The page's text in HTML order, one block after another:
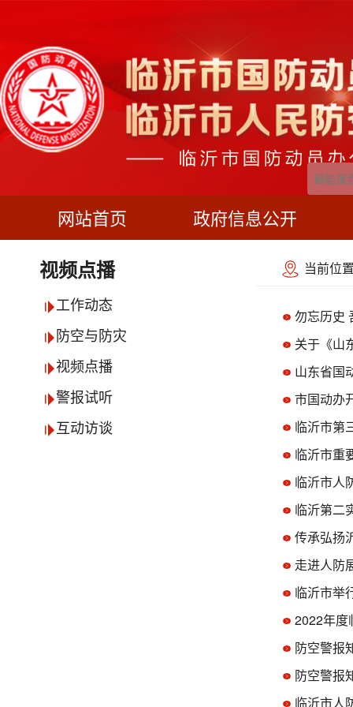
网站首页 政府信息公开
视频点播
工作动态
防空与防灾
视频点播
警报试听
互动访谈
当前位
勿忘历史
关于《山
山东省国
市国动办
临沂市第
临沂市重
临沂市人
临沂第二
传承弘扬
走进人防
临沂市举
2022年度
防空警报
防空警报
临沂市人